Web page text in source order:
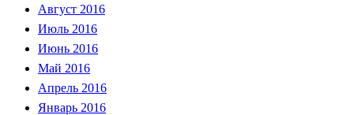
Август 2016
Июль 2016
Июнь 2016
Май 2016
Апрель 2016
Январь 2016